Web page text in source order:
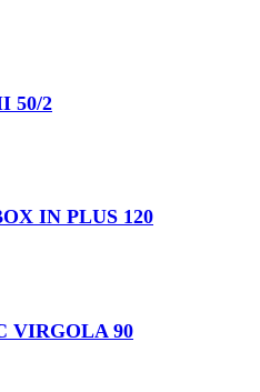
50/2
IN PLUS 120
VIRGOLA 90